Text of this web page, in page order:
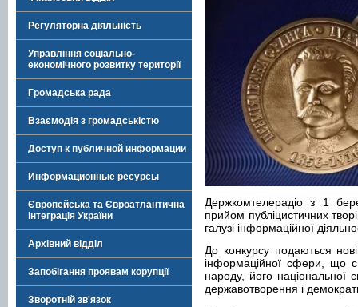
Регуляторна діяльність
Управління соціально-
економічного розвитку території
Громадська рада
Взаємодія з громадськістю
Доступ к публичной информации
Информационные ресурсы
Європейська та Євроатлантична
інтеграція України
Архівний відділ
Запобігання проявам корупції
Зворотній зв'язок
Держкомтелерадіо з 1
прийом публіцистичних
галузі інформаційної
До конкурсу подаються нові
інформаційної сфери, що
народу, його національної
державотворення і